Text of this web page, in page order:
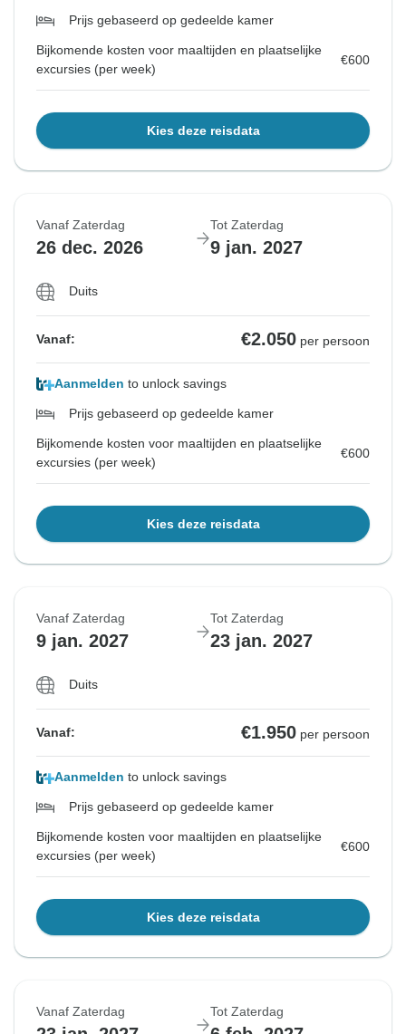
Prijs gebaseerd op gedeelde kamer
Bijkomende kosten voor maaltijden en plaatselijke
excursies (per week)
€600
Kies deze reisdata
Vanaf Zaterdag
26 dec. 2026
Tot Zaterdag
9 jan. 2027
Duits
Vanaf: €2.050 per persoon
Aanmelden to unlock savings
Prijs gebaseerd op gedeelde kamer
Bijkomende kosten voor maaltijden en plaatselijke
excursies (per week)
€600
Kies deze reisdata
Vanaf Zaterdag
9 jan. 2027
Tot Zaterdag
23 jan. 2027
Duits
Vanaf: €1.950 per persoon
Aanmelden to unlock savings
Prijs gebaseerd op gedeelde kamer
Bijkomende kosten voor maaltijden en plaatselijke
excursies (per week)
€600
Kies deze reisdata
Vanaf Zaterdag Tot Zaterdag